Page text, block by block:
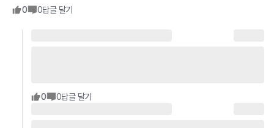
0 0답글 달기
0 0답글 달기